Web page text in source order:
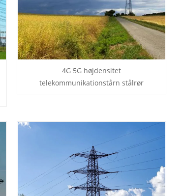
4G 5G højdensitet
telekommunikationstårn stålrør